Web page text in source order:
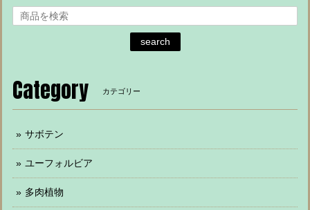
search
Category カテゴリー
サボテン
ユーフォルビア
多肉植物